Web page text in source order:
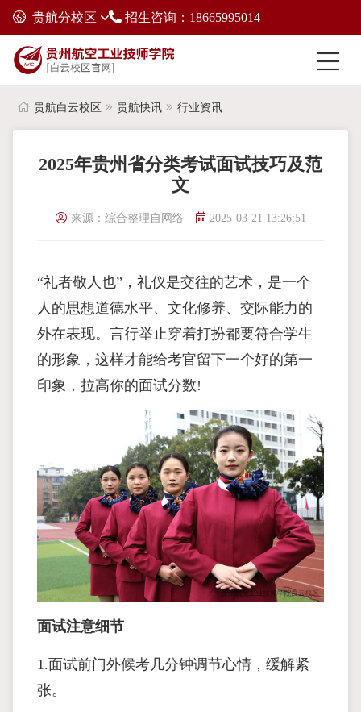
贵航分校区 招生咨询：18665995014
贵航白云校区 贵航快讯 行业资讯
2025年贵州省分类考试面试技巧及范
文
来源：综合整理自网络 2025-03-21 13:26:51
“礼者敬人也”，礼仪是交往的艺术，是一个
人的思想道德水平、文化修养、交际能力的
外在表现。言行举止穿着打扮都要符合学生
的形象，这样才能给考官留下一个好的第一
印象，拉高你的面试分数!
面试注意细节
1.面试前门外候考几分钟调节心情，缓解紧
张。